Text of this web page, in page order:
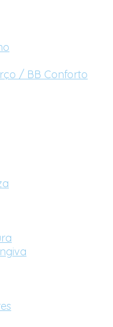
/ BB Conforto